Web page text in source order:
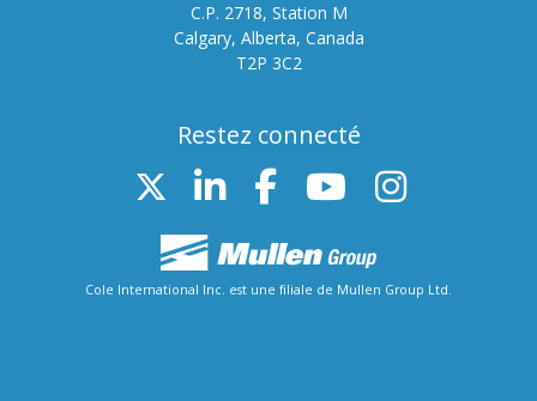
C.P. 2718, Station M
Calgary, Alberta, Canada
T2P 3C2
Restez connecté
TwitterLinkedIn
FB YouTube
Cole International Inc. est une filiale de Mullen Group Ltd.